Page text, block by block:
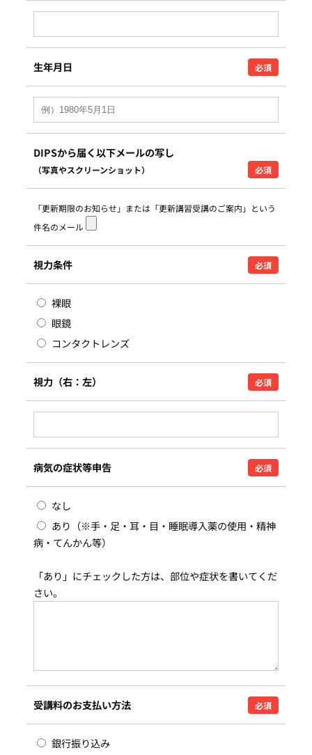
生年月日 必須
DIPSから届く以下メールの写し
（写真やスクリーンショット） 必須
「更新期限のお知らせ」または「更新講習受講のご案内」という
件名のメール
視力条件 必須
裸眼
眼鏡
コンタクトレンズ
視力（右：左） 必須
病気の症状等申告 必須
なし
あり（※手・足・耳・目・睡眠導入薬の使用・精神
病・てんかん等）
「あり」にチェックした方は、部位や症状を書いてくだ
さい。
受講料のお支払い方法 必須
銀行振り込み